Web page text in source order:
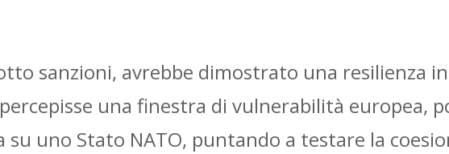
sanzioni, avrebbe dimostrato una resilienza
una finestra di vulnerabilità europea,
uno Stato NATO, puntando a testare la